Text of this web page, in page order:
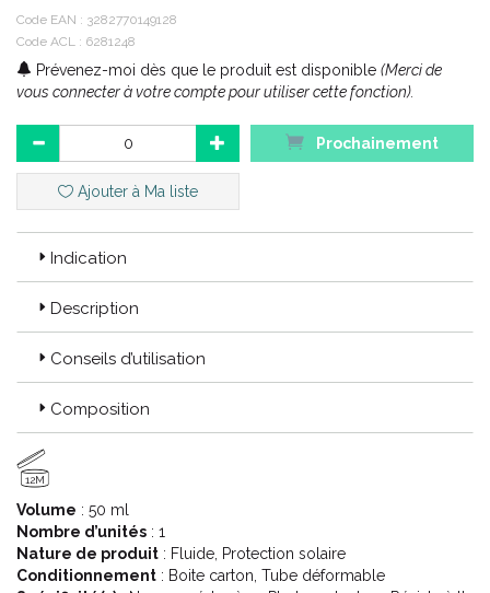
Contenance : 50 ml
La protection contre le soleil est essentielle.
Avène a pensé des soins solaires pour répondre à tous vos
besoins : Huile, crème, lait, ou stick : à chacun son écran solaire.
C’ est le meilleur moyen de ne pas oublier de se protéger du
Code ACL : 6281248
Code EAN : 3282770149128
Code EAN : 3282770149128
Code ACL : 6281248
Prévenez-moi dès que le produit est disponible (Merci de
vous connecter à votre compte pour utiliser cette fonction).
Prochainement
Ajouter à Ma liste
Indication
Description
Conseils d’utilisation
Composition
12M
Volume : 50 ml
Nombre d’unités : 1
Nature de produit : Fluide, Protection solaire
Conditionnement : Boite carton, Tube déformable